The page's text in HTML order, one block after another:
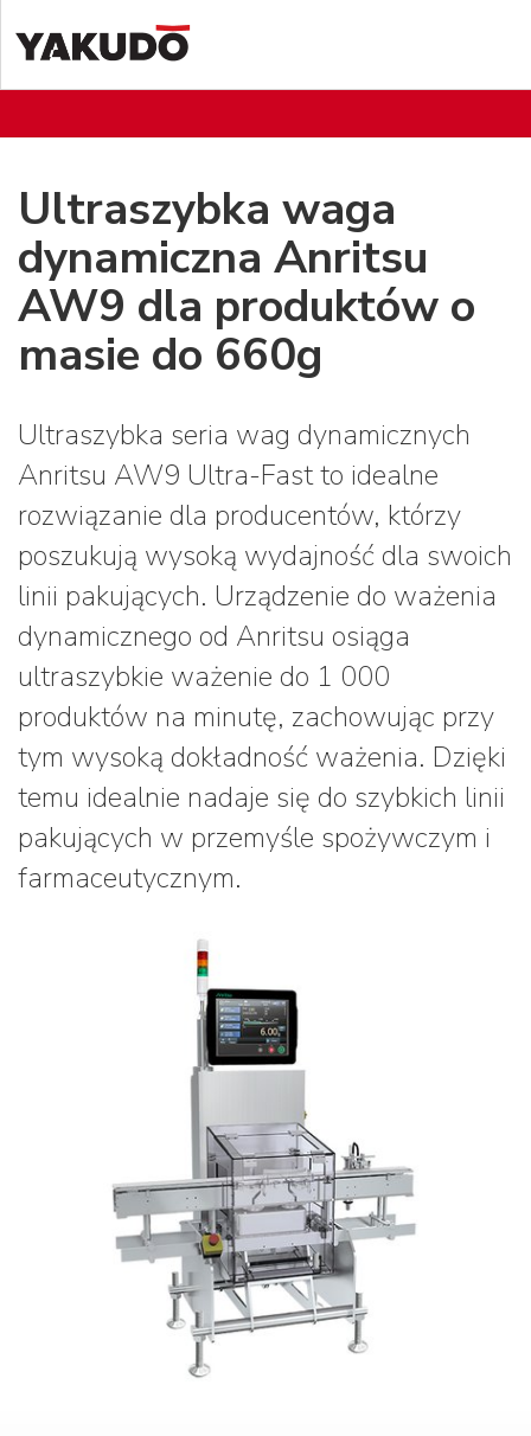
Ultraszybka waga
dynamiczna Anritsu
AW9 dla produktów o
masie do 660g
Ultraszybka seria wag dynamicznych
Anritsu AW9 Ultra-Fast to idealne
rozwiązanie dla producentów, którzy
poszukują wysoką wydajność dla swoich
linii pakujących. Urządzenie do ważenia
dynamicznego od Anritsu osiąga
ultraszybkie ważenie do 1 000
produktów na minutę, zachowując przy
tym wysoką dokładność ważenia. Dzięki
temu idealnie nadaje się do szybkich linii
pakujących w przemyśle spożywczym i
farmaceutycznym.